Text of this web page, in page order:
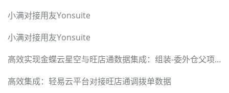
小满对接用友Yonsuite
小满对接用友Yonsuite
高效实现金蝶云星空与旺店通数据集成：组装-委外仓父项入库的解决方案
高效集成：轻易云平台对接旺店通调拨单数据